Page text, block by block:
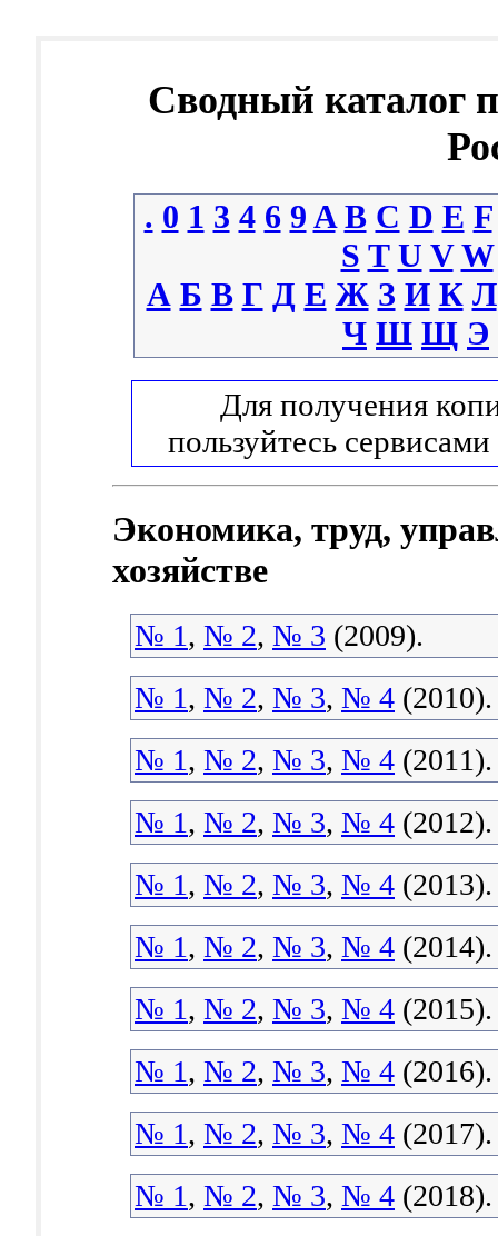
Сводный каталог
. 0 1 3 4 6 9 A B C D E F
S T U V W
А Б В Г Д Е Ж З И К Л
Ч Ш Щ Э
Для получения
пользуйтесь сервисами
Экономика, труд,
хозяйстве
№ 1, № 2, № 3 (2009).
№ 1, № 2, № 3, № 4 (2010).
№ 1, № 2, № 3, № 4 (2011).
№ 1, № 2, № 3, № 4 (2012).
№ 1, № 2, № 3, № 4 (2013).
№ 1, № 2, № 3, № 4 (2014).
№ 1, № 2, № 3, № 4 (2015).
№ 1, № 2, № 3, № 4 (2016).
№ 1, № 2, № 3, № 4 (2017).
№ 1, № 2, № 3, № 4 (2018).